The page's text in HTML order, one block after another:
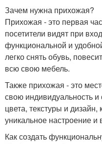
Зачем нужна прихожая?
Прихожая - это первая
посетители видят при
функциональной и
легко снять обувь,
всю свою мебель.
Также прихожая - это
свою индивидуальность
цвета, текстуры и
уникальное настроение и
Как создать